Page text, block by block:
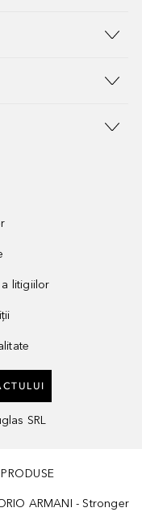
litigiilor
SRL
ARMANI - Stronger